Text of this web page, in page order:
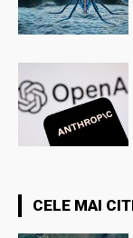
CELE MAI